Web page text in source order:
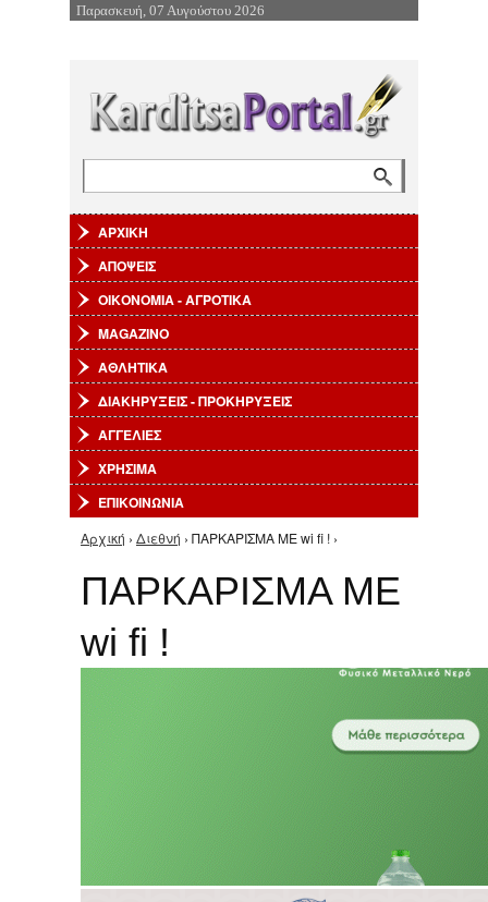
Επιστροφή στην Πλοήγηση
Παρασκευή, 07 Αυγούστου 2026
ΑΡΧΙΚΗ
ΑΠΟΨΕΙΣ
ΟΙΚΟΝΟΜΙΑ - ΑΓΡΟΤΙΚΑ
MAGAZINO
ΑΘΛΗΤΙΚΑ
ΔΙΑΚΗΡΥΞΕΙΣ - ΠΡΟΚΗΡΥΞΕΙΣ
ΑΓΓΕΛΙΕΣ
ΧΡΗΣΙΜΑ
ΕΠΙΚΟΙΝΩΝΙΑ
Είστε εδώ
Αρχική › Διεθνή › ΠΑΡΚΑΡΙΣΜΑ ΜΕ wi fi ! ›
ΠΑΡΚΑΡΙΣΜΑ ΜΕ
wi fi !